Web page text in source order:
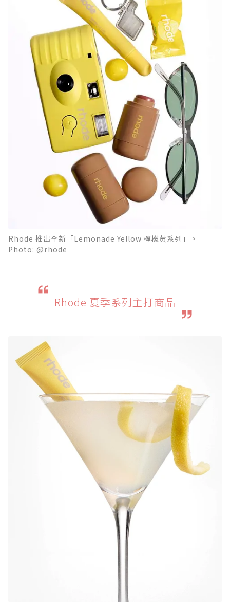
Rhode 推出全新「Lemonade Yellow 檸檬黃系列」。
Photo: @rhode
Rhode 夏季系列主打商品